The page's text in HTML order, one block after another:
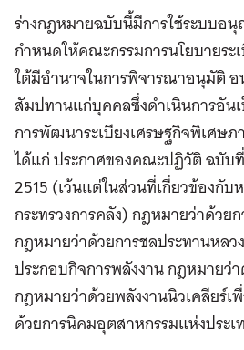
ร่างกฎหมายฉบับนี้มีการใช้ระบบอ
กำหนดให้คณะกรรมการนโยบายระ
ใต้มีอำนาจในการพิจารณาอนุมัติ
สัมปทานแก่บุคคลซึ่งดำเนินการอัน
การพัฒนาระเบียงเศรษฐกิจพิเศษ
ได้แก่ ประกาศของคณะปฏิวัติ ฉบับ
2515 (เว้นแต่ในส่วนที่เกี่ยวข้องกั
กระทรวงการคลัง) กฎหมายว่าด้วย
กฎหมายว่าด้วยการชลประทานหล
ประกอบกิจการพลังงาน กฎหมายว่
กฎหมายว่าด้วยพลังงานนิวเคลียร์
ด้วยการนิคมอุตสาหกรรมแห่งประเ